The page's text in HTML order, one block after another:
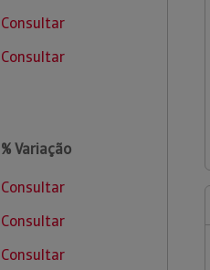
Consultar
Consultar
% Variação
Consultar
Consultar
Consultar